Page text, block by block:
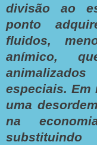
divisão ao
ponto
fluidos,
anímico,
especiais. Em
uma
na
substituindo